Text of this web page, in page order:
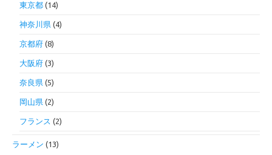
東京都 (14)
神奈川県 (4)
京都府 (8)
大阪府 (3)
奈良県 (5)
岡山県 (2)
フランス (2)
ラーメン (13)